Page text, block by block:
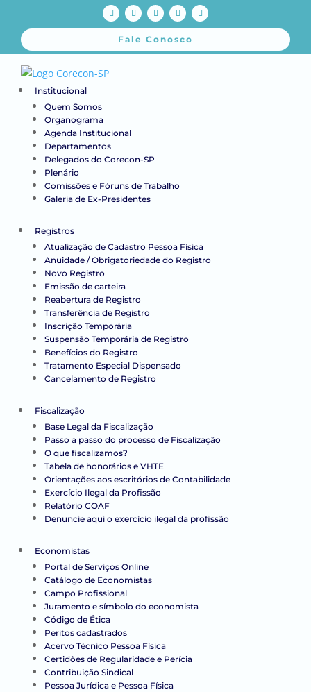
Fale Conosco
Institucional
Quem Somos
Organograma
Agenda Institucional
Departamentos
Delegados do Corecon-SP
Plenário
Comissões e Fóruns de Trabalho
Galeria de Ex-Presidentes
Registros
Atualização de Cadastro Pessoa Física
Anuidade / Obrigatoriedade do Registro
Novo Registro
Emissão de carteira
Reabertura de Registro
Transferência de Registro
Inscrição Temporária
Suspensão Temporária de Registro
Benefícios do Registro
Tratamento Especial Dispensado
Cancelamento de Registro
Fiscalização
Base Legal da Fiscalização
Passo a passo do processo de Fiscalização
O que fiscalizamos?
Tabela de honorários e VHTE
Orientações aos escritórios de Contabilidade
Exercício Ilegal da Profissão
Relatório COAF
Denuncie aqui o exercício ilegal da profissão
Economistas
Portal de Serviços Online
Catálogo de Economistas
Campo Profissional
Juramento e símbolo do economista
Código de Ética
Peritos cadastrados
Acervo Técnico Pessoa Física
Certidões de Regularidade e Perícia
Contribuição Sindical
Pessoa Jurídica e Pessoa Física